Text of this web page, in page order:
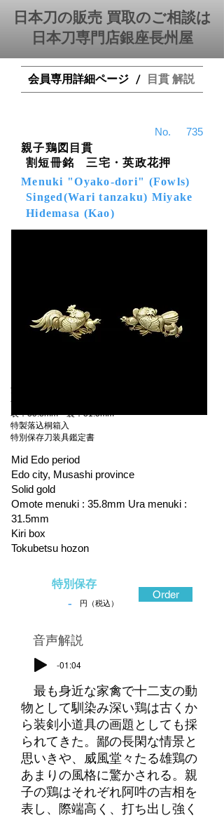
日本刀の販売 買取のご相談は
日本刀専門店銀座⻑州屋
会員専用詳細ページ / 目貫 解説
735
​No.
親子鶏図目貫
割短冊銘 三宅・英政花押
Menuki "Oyako-dori" (Fowls)
Singed(Wari tanzaku) Miyake
Hidemasa (Kao)
江戸時代中期 武蔵国江戸
金無垢地容彫
表：35.8mm 裏：31.5mm
特製落込桐箱入
特別保存刀装具鑑定書
Mid Edo period
Edo city, Musashi province
Solid gold
Omote menuki : 35.8mm Ura menuki :
31.5mm
Kiri box
Tokubetsu hozon
特別保存
- 円（税込）
Order
​音声解説
-01:04
最も身近な家禽で十二支の動
物として馴染み深い鶏は古くか
ら装剣小道具の画題としても採
られてきた。鄙の長閑な情景と
思いきや、威風堂々たる雄鶏の
あまりの風格に驚かされる。親
子の鶏はそれぞれ阿吽の吉相を
表し、際端高く、打ち出し強く